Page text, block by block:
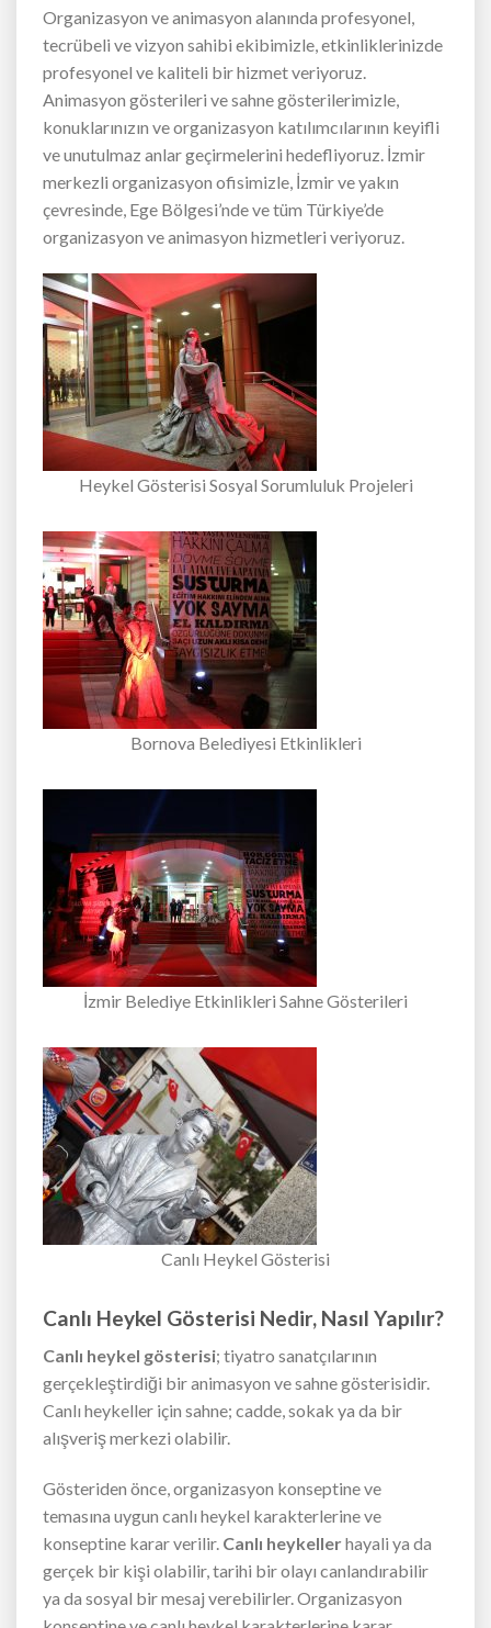
Organizasyon ve animasyon alanında profesyonel,
tecrübeli ve vizyon sahibi ekibimizle, etkinliklerinizde
profesyonel ve kaliteli bir hizmet veriyoruz.
Animasyon gösterileri ve sahne gösterilerimizle,
konuklarınızın ve organizasyon katılımcılarının keyifli
ve unutulmaz anlar geçirmelerini hedefliyoruz. İzmir
merkezli organizasyon ofisimizle, İzmir ve yakın
çevresinde, Ege Bölgesi’nde ve tüm Türkiye’de
organizasyon ve animasyon hizmetleri veriyoruz.
Heykel Gösterisi Sosyal Sorumluluk Projeleri
Bornova Belediyesi Etkinlikleri
İzmir Belediye Etkinlikleri Sahne Gösterileri
Canlı Heykel Gösterisi
Canlı Heykel Gösterisi Nedir, Nasıl Yapılır?
Canlı heykel gösterisi; tiyatro sanatçılarının
gerçekleştirdiği bir animasyon ve sahne gösterisidir.
Canlı heykeller için sahne; cadde, sokak ya da bir
alışveriş merkezi olabilir.
Gösteriden önce, organizasyon konseptine ve
temasına uygun canlı heykel karakterlerine ve
konseptine karar verilir. Canlı heykellerhayali ya da
gerçek bir kişi olabilir, tarihi bir olayı canlandırabilir
ya da sosyal bir mesaj verebilirler. Organizasyon